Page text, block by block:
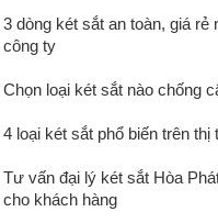
3 dòng két sắt an toàn, giá rẻ
công ty
Chọn loại két sắt nào chống
4 loại két sắt phổ biến trên
Tư vấn đại lý két sắt Hòa
cho khách hàng